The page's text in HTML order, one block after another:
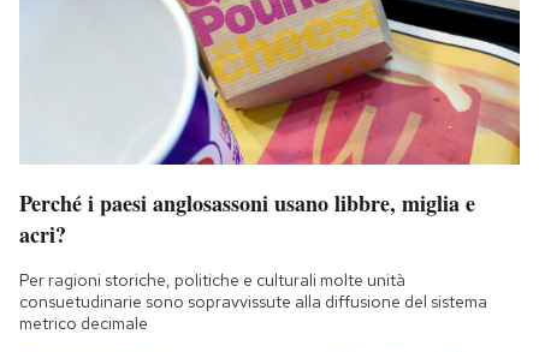
Perché i paesi anglosassoni usano libbre, miglia e
acri?
Per ragioni storiche, politiche e culturali molte unità
consuetudinarie sono sopravvissute alla diffusione del sistema
metrico decimale